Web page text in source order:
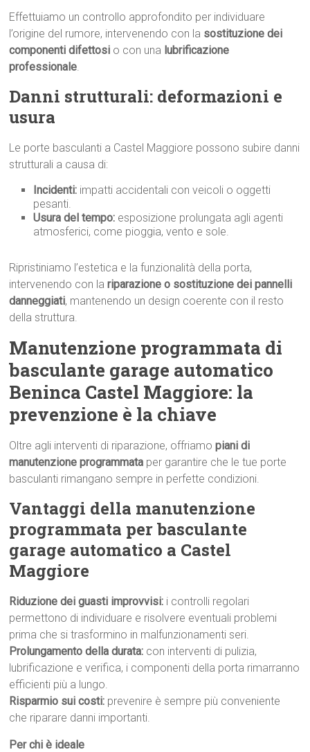
Effettuiamo un controllo approfondito per individuare
l’origine del rumore, intervenendo con la sostituzione dei
componenti difettosi o con una lubrificazione
professionale.
Danni strutturali: deformazioni e
usura
Le porte basculanti a Castel Maggiore possono subire danni
strutturali a causa di:
Incidenti: impatti accidentali con veicoli o oggetti
pesanti.
Usura del tempo: esposizione prolungata agli agenti
atmosferici, come pioggia, vento e sole.
Ripristiniamo l’estetica e la funzionalità della porta,
intervenendo con lariparazione o sostituzione dei pannelli
danneggiati, mantenendo un design coerente con il resto
della struttura.
Manutenzione programmata di
basculante garage automatico
Beninca Castel Maggiore: la
prevenzione è la chiave
Oltre agli interventi di riparazione, offriamopiani di
manutenzione programmata per garantire che le tue porte
basculanti rimangano sempre in perfette condizioni.
Vantaggi della manutenzione
programmata per basculante
garage automatico a Castel
Maggiore
Riduzione dei guasti improvvisi: i controlli regolari
permettono di individuare e risolvere eventuali problemi
prima che si trasformino in malfunzionamenti seri.
Prolungamento della durata: con interventi di pulizia,
lubrificazione e verifica, i componenti della porta rimarranno
efficienti più a lungo.
Risparmio sui costi: prevenire è sempre più conveniente
che riparare danni importanti.
Per chi è ideale